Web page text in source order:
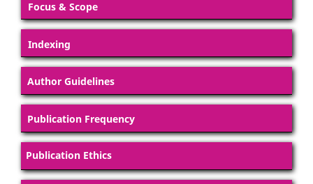
Focus & Scope
Indexing
Author Guidelines
Publication Frequency
Publication Ethics